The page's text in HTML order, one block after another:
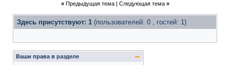
« Предыдущая тема| Следующая тема »
Здесь присутствуют: 1 (пользователей: 0 , гостей: 1)
Ваши права в разделе